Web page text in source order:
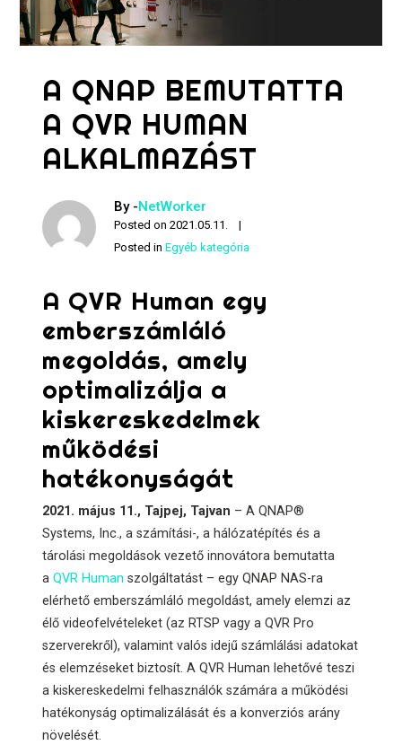
A QNAP BEMUTATTA
A QVR HUMAN
ALKALMAZÁST
By -NetWorker
Posted on2021.05.11.
Posted inEgyéb kategória
A QVR Human egy
emberszámláló
megoldás, amely
optimalizálja a
kiskereskedelmek
működési
hatékonyságát
2021. május 11., Tajpej, Tajvan – A QNAP®
Systems, Inc., a számítási-, a hálózatépítés és a
tárolási megoldások vezető innovátora bemutatta
aQVR Human szolgáltatást – egy QNAP NAS-ra
elérhető emberszámláló megoldást, amely elemzi az
élő videofelvételeket (az RTSP vagy a QVR Pro
szerverekről), valamint valós idejű számlálási adatokat
és elemzéseket biztosít. A QVR Human lehetővé teszi
a kiskereskedelmi felhasználók számára a működési
hatékonyság optimalizálását és a konverziós arány
növelését.